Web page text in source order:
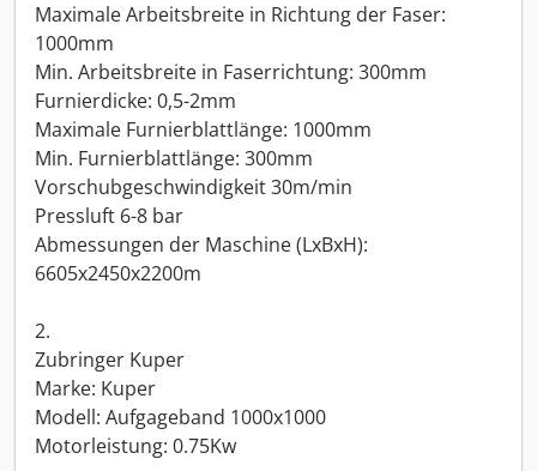
Maximale Arbeitsbreite in Richtung der Faser:
1000mm
Min. Arbeitsbreite in Faserrichtung: 300mm
Furnierdicke: 0,5-2mm
Maximale Furnierblattlänge: 1000mm
Min. Furnierblattlänge: 300mm
Vorschubgeschwindigkeit 30m/min
Pressluft 6-8 bar
Abmessungen der Maschine (LxBxH):
6605x2450x2200m
2.
Zubringer Kuper
Marke: Kuper
Modell: Aufgageband 1000x1000
Motorleistung: 0.75Kw